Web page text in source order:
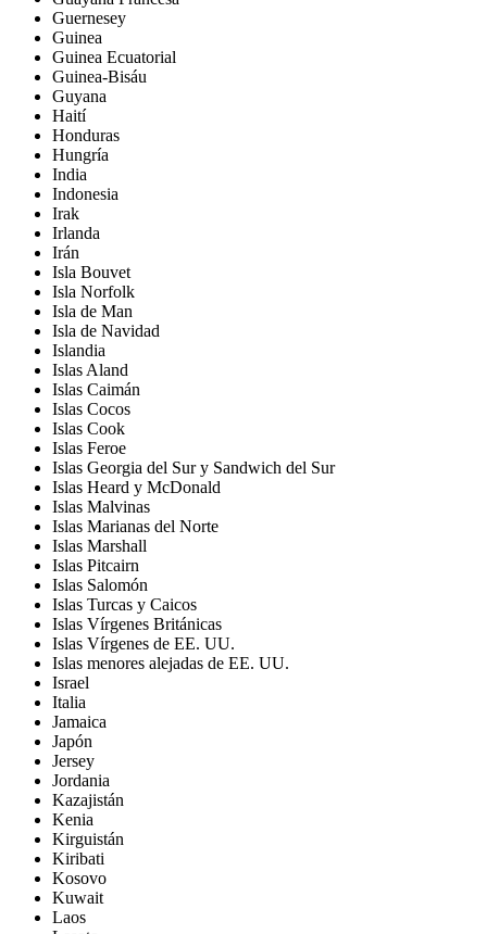
Guernesey
Guinea
Guinea Ecuatorial
Guinea-Bisáu
Guyana
Haití
Honduras
Hungría
India
Indonesia
Irak
Irlanda
Irán
Isla Bouvet
Isla Norfolk
Isla de Man
Isla de Navidad
Islandia
Islas Aland
Islas Caimán
Islas Cocos
Islas Cook
Islas Feroe
Islas Georgia del Sur y Sandwich del Sur
Islas Heard y McDonald
Islas Malvinas
Islas Marianas del Norte
Islas Marshall
Islas Pitcairn
Islas Salomón
Islas Turcas y Caicos
Islas Vírgenes Británicas
Islas Vírgenes de EE. UU.
Islas menores alejadas de EE. UU.
Israel
Italia
Jamaica
Japón
Jersey
Jordania
Kazajistán
Kenia
Kirguistán
Kiribati
Kosovo
Kuwait
Laos